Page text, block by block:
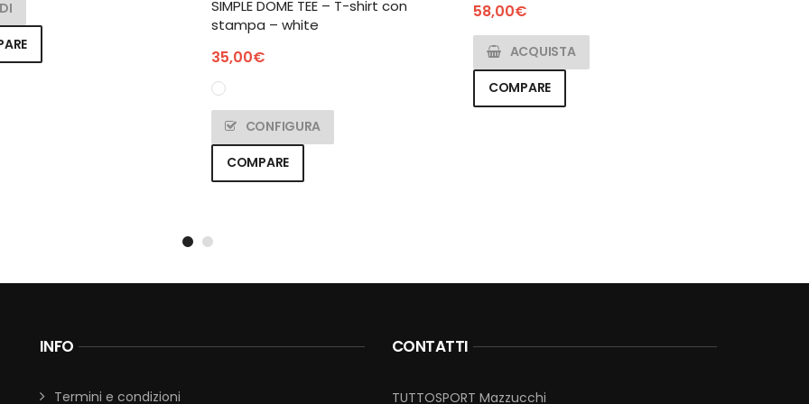
SIMPLE DOME TEE – T-shirt con
stampa – white
35,00€
CONFIGURA
COMPARE
58,00€
ACQUISTA
COMPARE
INFO
Termini e condizioni
CONTATTI
TUTTOSPORT Mazzucchi